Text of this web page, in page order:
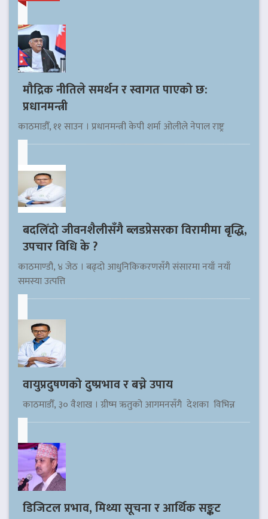
मौद्रिक नीतिले समर्थन र स्वागत पाएको छ:
प्रधानमन्त्री
काठमाडौँ, ११ साउन । प्रधानमन्त्री केपी शर्मा ओलीले नेपाल राष्ट्र
बदलिँदो जीवनशैलीसँगै ब्लडप्रेसरका विरामीमा बृद्धि,
उपचार विधि के ?
काठमाण्डौ, ४ जेठ । बढ्दो आधुनिकिकरणसँगै संसारमा नयाँ नयाँ
समस्या उत्पत्ति
वायुप्रदुषणको दुष्प्रभाव र बच्ने उपाय
काठमाडौँ, ३० वैशाख । ग्रीष्म ऋतुको आगमनसँगै देशका विभिन्न
डिजिटल प्रभाव, मिथ्या सूचना र आर्थिक सङ्कट